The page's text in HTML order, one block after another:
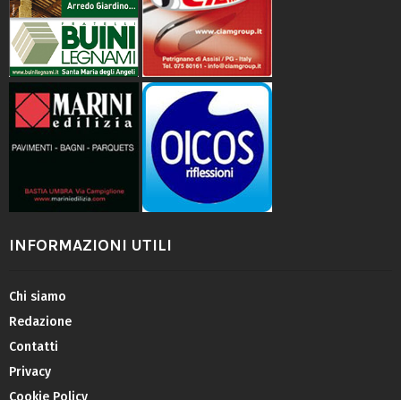
INFORMAZIONI UTILI
Chi siamo
Redazione
Contatti
Privacy
Cookie Policy